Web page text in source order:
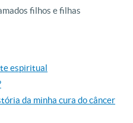
filhos e filhas
espiritual
da minha cura do câncer